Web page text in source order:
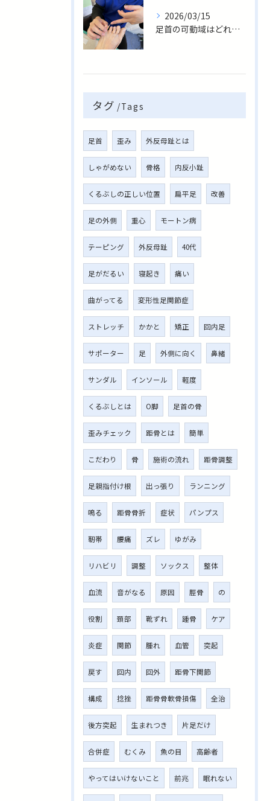
2026/03/15
足首の可動域はどれくらい？ 【距骨の柔軟性チェック】
タグ Tags
足首 歪み 外反母趾とは
しゃがめない 骨格 内反小趾
くるぶしの正しい位置 扁平足 改善
足の外側 重心 モートン病
テーピング 外反母趾 40代
足がだるい 寝起き 痛い
曲がってる 変形性足関節症
ストレッチ かかと 矯正 回内足
サポーター 足 外側に向く 鼻緒
サンダル インソール 軽度
くるぶしとは O脚 足首の骨
歪みチェック 距骨とは 簡単
こだわり 骨 施術の流れ 距骨調整
足親指付け根 出っ張り ランニング
鳴る 距骨骨折 症状 パンプス
靭帯 腰痛 ズレ ゆがみ
リハビリ 調整 ソックス 整体
血流 音がなる 原因 脛骨 の
役割 頚部 靴ずれ 踵骨 ケア
炎症 関節 腫れ 血管 突起
戻す 回内 回外 距骨下関節
構成 捻挫 距骨骨軟骨損傷 全治
後方突起 生まれつき 片足だけ
合併症 むくみ 魚の目 高齢者
やってはいけないこと 前兆 眠れない